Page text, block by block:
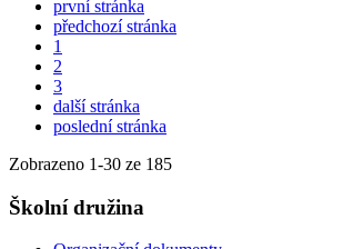
první stránka
předchozí stránka
1
2
3
další stránka
poslední stránka
Zobrazeno 1-30 ze 185
Školní družina